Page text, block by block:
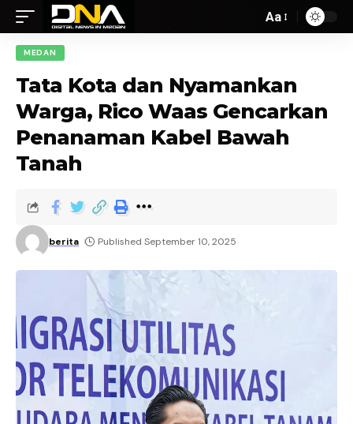
Aa
MEDAN
Tata Kota dan Nyamankan
Warga, Rico Waas Gencarkan
Penanaman Kabel Bawah
Tanah
berita Published September 10, 2025